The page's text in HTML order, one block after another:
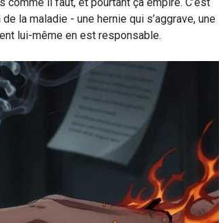
la maladie - une hernie qui s’aggrave, une
lui-même en est responsable.